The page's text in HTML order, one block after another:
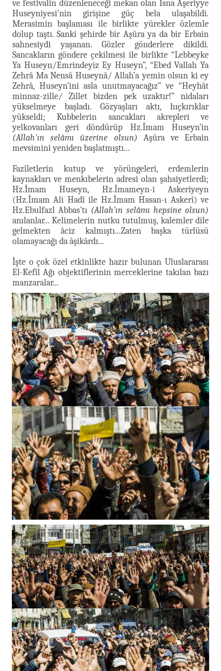
ve festivalin düzenleneceği mekan olan İsna Aşeriyye
Huseyniyesi’nin girişine güç bela ulaşabildi.
Merasimin başlaması ile birlikte yürekler özlemle
dolup taştı. Sanki şehirde bir Aşûra ya da bir Erbain
sahnesiydi yaşanan. Gözler gönderlere dikildi.
Sancakların göndere çekilmesi ile birlikte “Lebbeyke
Ya Huseyn/Emrindeyiz Ey Huseyn”, “Ebed Vallah Ya
Zehrâ Ma Nensâ Huseynâ/ Allah’a yemin olsun ki ey
Zehrâ, Huseyn’ini asla unutmayacağız” ve “Heyhât
minnaz-zille/ Zillet bizden pek uzaktır!” nidaları
yükselmeye başladı. Gözyaşları aktı, hıçkırıklar
yükseldi; Kubbelerin sancakları akrepleri ve
yelkovanları geri döndürüp Hz.İmam Huseyn’in
(Allah'ın selâmı üzerine olsun) Aşûra ve Erbain
mevsimini yeniden başlatmıştı...
Fazîletlerin kutup ve yörüngeleri, erdemlerin
kaynakları ve menkıbelerin adresi olan şahsiyetlerdi;
Hz.İmam Huseyn, Hz.İmameyn-i Askeriyeyn
(Hz.İmam Ali Hadî ile Hz.İmam Hasan-ı Askerî) ve
Hz.Ebulfazl Abbas’tı (Allah'ın selâmı hepsine olsun)
anılanlar... Kelimelerin nutku tutulmuş, kalemler dile
gelmekten âciz kalmıştı...Zaten başka türlüsü
olamayacağı da âşikârdı...
İşte o çok özel etkinlikte hazır bulunan Uluslararası
El-Kefîl Ağı objektiflerinin merceklerine takılan bazı
manzaralar...